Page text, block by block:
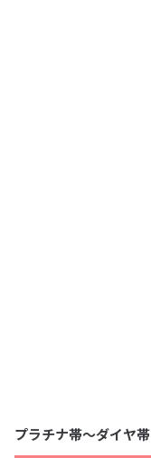
プラチナ帯〜ダイヤ帯